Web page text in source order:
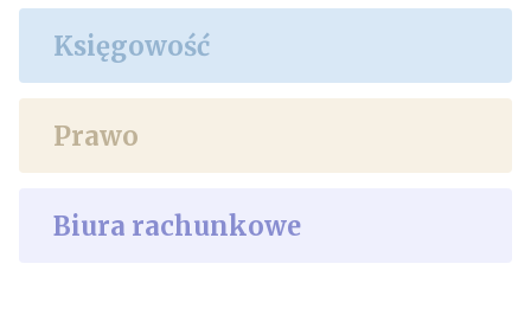
Księgowość
Prawo
Biura rachunkowe